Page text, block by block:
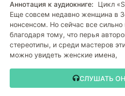
Аннотация к аудиокниге:
Цикл
Еще совсем недавно женщина в
нонсенсом. Но сейчас все
благодаря тому, что перья
стереотипы, и среди мастеров
можно увидеть женские имена,
СЛУШАТЬ